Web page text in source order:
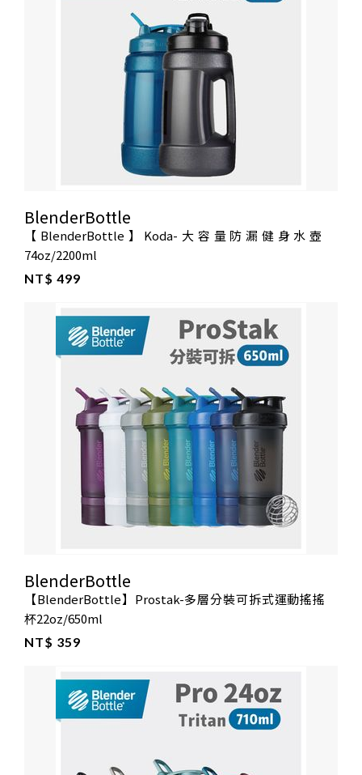
BlenderBottle
【BlenderBottle】Koda-大容量防漏健身水壺
74oz/2200ml
NT$ 499
BlenderBottle
【BlenderBottle】Prostak-多層分裝可拆式運動搖搖
杯22oz/650ml
NT$ 359